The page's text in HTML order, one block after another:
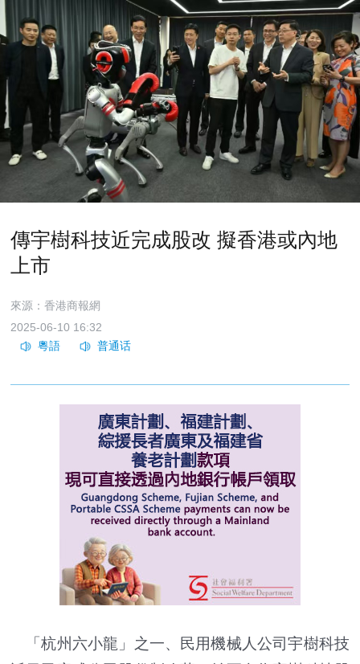
傳宇樹科技近完成股改 擬香港或內地
上市
來源：香港商報網
2025-06-10 16:32
「杭州六小龍」之一、民用機械人公司宇樹科技